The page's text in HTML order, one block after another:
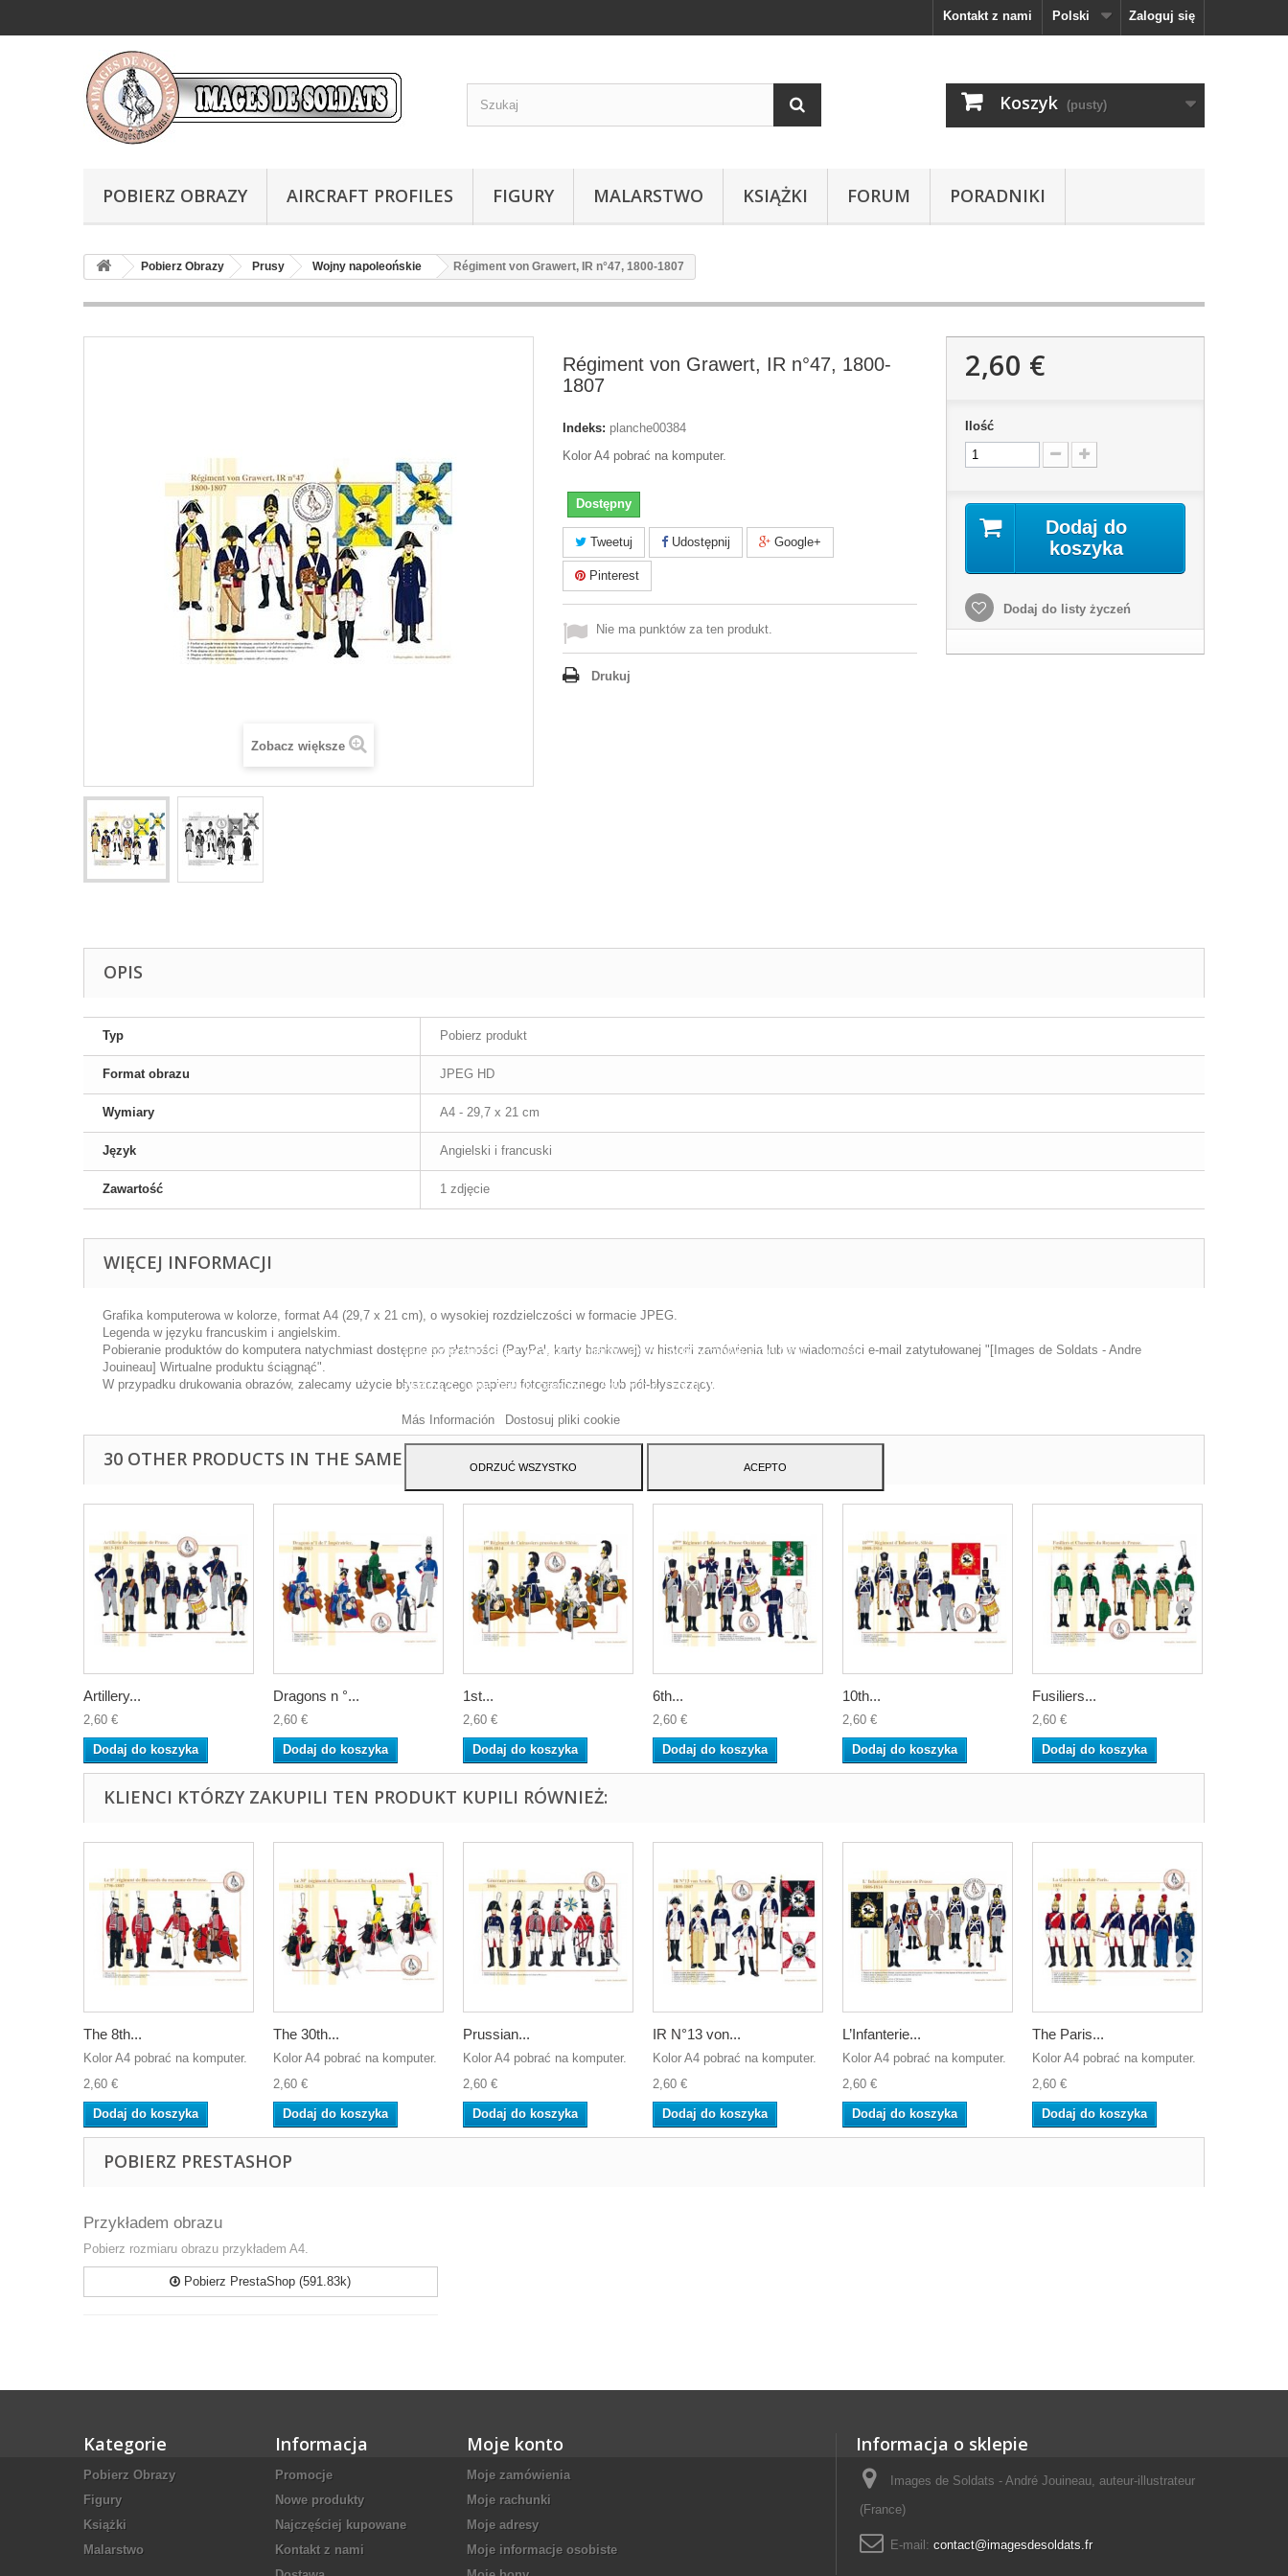
Zaloguj się
Polski
Kontakt z nami
Koszyk (pusty)
POBIERZ OBRAZY AIRCRAFT PROFILES FIGURY MALARSTWO KSIĄŻKI FORUM PORADNIKI
Pobierz Obrazy Prusy Wojny napoleońskie Régiment von Grawert, IR n°47, 1800-1807
Zobacz większe
Régiment von Grawert, IR n°47, 1800-
1807
Indeks: planche00384
Kolor A4 pobrać na komputer.
Dostępny
Tweetuj Udostępnij Google+
Pinterest
Nie ma punktów za ten produkt.
Drukuj
2,60 €
Ilość
Dodaj do
koszyka
Dodaj do listy życzeń
OPIS
Typ Pobierz produkt
Format obrazu JPEG HD
Wymiary A4 - 29,7 x 21 cm
Język Angielski i francuski
Zawartość 1 zdjęcie
WIĘCEJ INFORMACJI
Grafika komputerowa w kolorze, format A4 (29,7 x 21 cm), o wysokiej rozdzielczości w formacie JPEG.
Legenda w języku francuskim i angielskim.
Pobieranie produktów do komputera natychmiast dostępne po płatności (PayPal, karty bankowej) w historii zamówienia lub w wiadomości e-mail zatytułowanej "[Images de Soldats - Andre
Jouineau] Wirtualne produktu ściągnąć".
W przypadku drukowania obrazów, zalecamy użycie błyszczącego papieru fotograficznego lub pół-błyszczący.
30 OTHER PRODUCTS IN THE SAME CATEGORY:
Artillery...
2,60 €
Dodaj do koszyka
Dragons n °...
2,60 €
Dodaj do koszyka
1st...
2,60 €
Dodaj do koszyka
6th...
2,60 €
Dodaj do koszyka
10th...
2,60 €
Dodaj do koszyka
Fusiliers...
2,60 €
Dodaj do koszyka
KLIENCI KTÓRZY ZAKUPILI TEN PRODUKT KUPILI RÓWNIEŻ:
The 8th...
Kolor A4 pobrać na komputer.
2,60 €
Dodaj do koszyka
The 30th...
Kolor A4 pobrać na komputer.
2,60 €
Dodaj do koszyka
Prussian...
Kolor A4 pobrać na komputer.
2,60 €
Dodaj do koszyka
IR N°13 von...
Kolor A4 pobrać na komputer.
2,60 €
Dodaj do koszyka
L’Infanterie...
Kolor A4 pobrać na komputer.
2,60 €
Dodaj do koszyka
The Paris...
Kolor A4 pobrać na komputer.
2,60 €
Dodaj do koszyka
POBIERZ PRESTASHOP
Przykładem obrazu
Pobierz rozmiaru obrazu przykładem A4.
Pobierz PrestaShop (591.83k)
Kategorie
Pobierz Obrazy
Figury
Książki
Malarstwo
Informacja
Promocje
Nowe produkty
Najczęściej kupowane
Kontakt z nami
Moje konto
Moje zamówienia
Moje rachunki
Moje adresy
Moje informacje osobiste
Informacja o sklepie
Images de Soldats - André Jouineau, auteur-illustrateur
(France)
E-mail: contact@imagesdesoldats.fr
Ta witryna korzysta z w?asnych plików cookie i plików cookie stron trzecich w celu
analizuj?c Twoje nawyki nawigacja. Aby wyrazi? zgod? na jego u?ycie, naci?nij
Más Información
Dostosuj pliki cookie
ODRZUĆ WSZYSTKO ACEPTO